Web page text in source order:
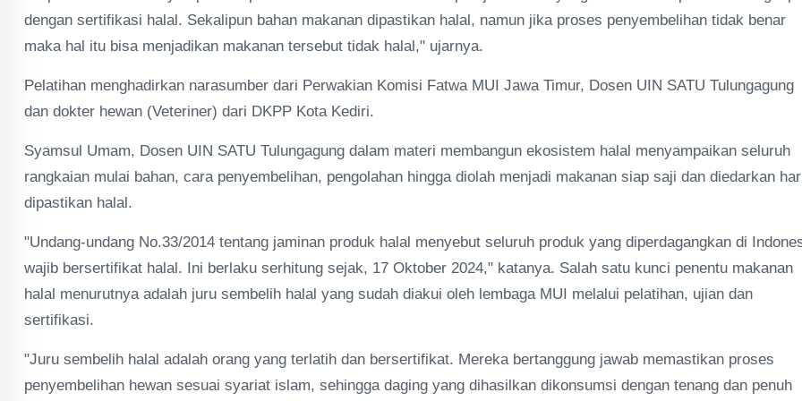
dengan sertifikasi halal. Sekalipun bahan makanan dipastikan halal, namun jika proses penyembelihan tidak benar
maka hal itu bisa menjadikan makanan tersebut tidak halal," ujarnya.
Pelatihan menghadirkan narasumber dari Perwakian Komisi Fatwa MUI Jawa Timur, Dosen UIN SATU Tulungagung
dan dokter hewan (Veteriner) dari DKPP Kota Kediri.
Syamsul Umam, Dosen UIN SATU Tulungagung dalam materi membangun ekosistem halal menyampaikan seluruh
rangkaian mulai bahan, cara penyembelihan, pengolahan hingga diolah menjadi makanan siap saji dan diedarkan
dipastikan halal.
"Undang-undang No.33/2014 tentang jaminan produk halal menyebut seluruh produk yang diperdagangkan di
wajib bersertifikat halal. Ini berlaku serhitung sejak, 17 Oktober 2024," katanya. Salah satu kunci penentu makanan
halal menurutnya adalah juru sembelih halal yang sudah diakui oleh lembaga MUI melalui pelatihan, ujian dan
sertifikasi.
"Juru sembelih halal adalah orang yang terlatih dan bersertifikat. Mereka bertanggung jawab memastikan proses
penyembelihan hewan sesuai syariat islam, sehingga daging yang dihasilkan dikonsumsi dengan tenang dan penuh